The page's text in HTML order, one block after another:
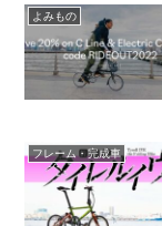
よみもの
フレーム・完成車